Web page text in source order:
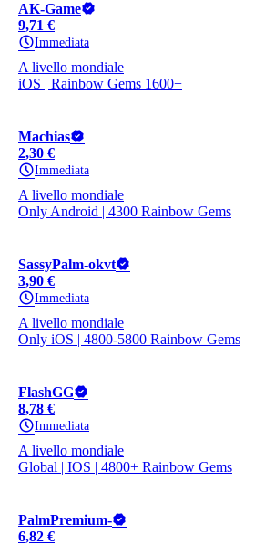
AK-Game
9,71 €
Immediata
A livello mondiale
iOS | Rainbow Gems 1600+
Machias
2,30 €
Immediata
A livello mondiale
Only Android | 4300 Rainbow Gems
SassyPalm-okvt
3,90 €
Immediata
A livello mondiale
Only iOS | 4800-5800 Rainbow Gems
FlashGG
8,78 €
Immediata
A livello mondiale
Global | IOS | 4800+ Rainbow Gems
PalmPremium-
6,82 €